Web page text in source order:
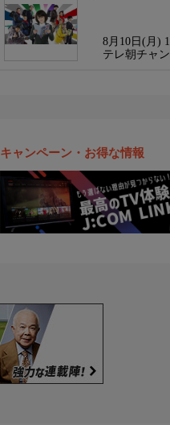
8月10日(月)
テレ朝チャ
キャンペーン・お得な情報